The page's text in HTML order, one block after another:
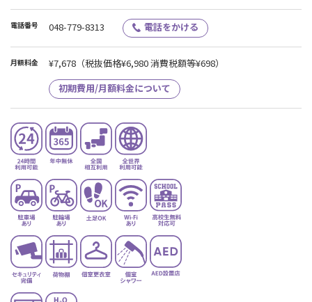
電話番号 048-779-8313 電話をかける
月額料金 ¥7,678 （税抜価格¥6,980 消費税額等¥698）
初期費用/月額料金について